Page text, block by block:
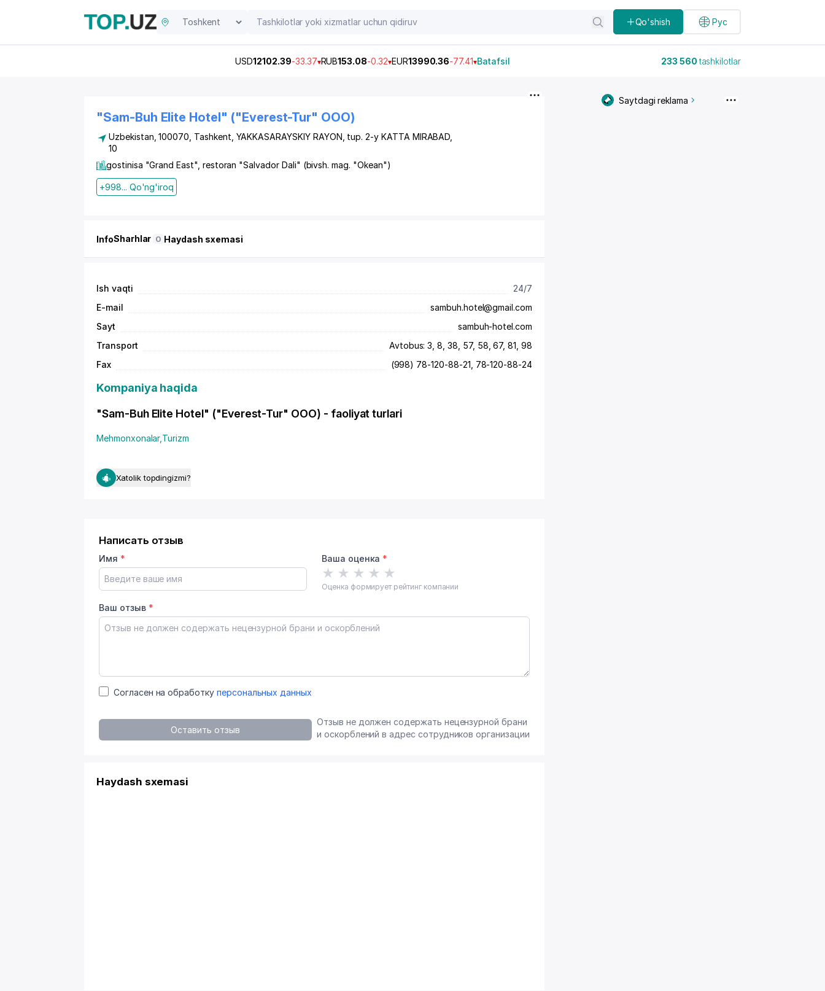
Qo'shish Рус
USD12102.39-33.37 RUB153.08-0.32 EUR13990.36-77.41 Batafsil 233 560tashkilotlar
"Sam-Buh Elite Hotel" ("Everest-Tur" OOO)
Uzbekistan, 100070, Tashkent YAKKASARAYSKIY RAYON tup. 2-y KATTA MIRABAD
10
gostinisa "Grand East", restoran "Salvador Dali" (bivsh. mag. "Okean")
+998... Qo'ng'iroq
InfoSharhlar 0 Haydash sxemasi
Ish vaqti
24/7
E-mail
sambuh.hotel@gmail.com
Sayt
sambuh-hotel.com
Transport
Avtobus: 3, 8, 38, 57, 58, 67, 81, 98
Fax
(998) 78-120-88-21, 78-120-88-24
Kompaniya haqida
"Sam-Buh Elite Hotel" ("Everest-Tur" OOO) - faoliyat turlari
Mehmonxonalar, Turizm
Xatolik topdingizmi?
Написать отзыв
Имя * Ваша оценка *
★ ★ ★ ★ ★
Оценка формирует рейтинг компании
Ваш отзыв *
Согласен на обработку персональных данных
Оставить отзыв
Отзыв не должен содержать нецензурной брани
и оскорблений в адрес сотрудников организации
Haydash sxemasi
Saytdagi reklama